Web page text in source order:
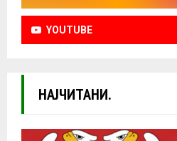
YOUTUBE
НАЈЧИТАНИ.